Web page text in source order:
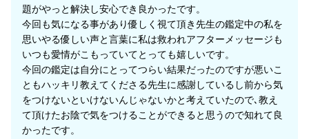
題がやっと解決し安心でき良かったです。
今回も気になる事があり優しく視て頂き先生の鑑定中の私を
思いやる優しい声と言葉に私は救われアフターメッセージも
いつも愛情がこもっていてとっても嬉しいです。
今回の鑑定は自分にとってつらい結果だったのですが悪いこ
ともハッキリ教えてくださる先生に感謝しているし前から気
をつけないといけないんじゃないかと考えていたので､教え
て頂けたお陰で気をつけることができると思うので知れて良
かったです。